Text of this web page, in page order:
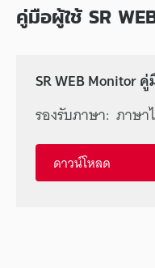
คู่มือผู้ใช้ SR
SR WEB Monitor
รองรับภาษา: ภาษา
ดาวน์โหลด